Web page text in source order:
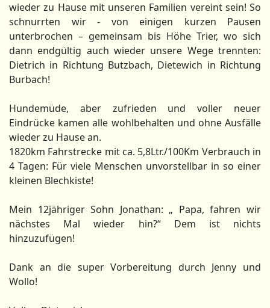
wieder zu Hause mit unseren Familien vereint sein! So
schnurrten wir - von einigen kurzen Pausen
unterbrochen – gemeinsam bis Höhe Trier, wo sich
dann endgültig auch wieder unsere Wege trennten:
Dietrich in Richtung Butzbach, Dietewich in Richtung
Burbach!
Hundemüde, aber zufrieden und voller neuer
Eindrücke kamen alle wohlbehalten und ohne Ausfälle
wieder zu Hause an.
1820km Fahrstrecke mit ca. 5,8Ltr./100Km Verbrauch in
4 Tagen: Für viele Menschen unvorstellbar in so einer
kleinen Blechkiste!
Mein 12jähriger Sohn Jonathan: „ Papa, fahren wir
nächstes Mal wieder hin?“ Dem ist nichts
hinzuzufügen!
Dank an die super Vorbereitung durch Jenny und
Wollo!